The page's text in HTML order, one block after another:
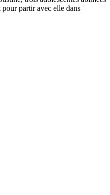
partir avec elle dans